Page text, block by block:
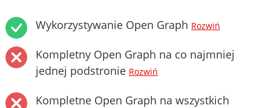
Wykorzystywanie Open Graph Rozwiń
Kompletny Open Graph na co najmniej
jednej podstronie Rozwiń
Kompletne Open Graph na wszystkich